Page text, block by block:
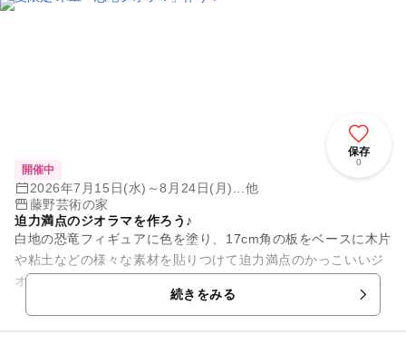
保存
0
開催中
2026年7月15日(水)～8月24日(月)...他
藤野芸術の家
迫力満点のジオラマを作ろう♪
白地の恐竜フィギュアに色を塗り、17cm角の板をベースに木片
や粘土などの様々な素材を貼りつけて迫力満点のかっこいいジ
オラマを作っちゃおう！ティラノサウルスかトリケラトプスの
どちらか好きな恐竜を選...続きをみる